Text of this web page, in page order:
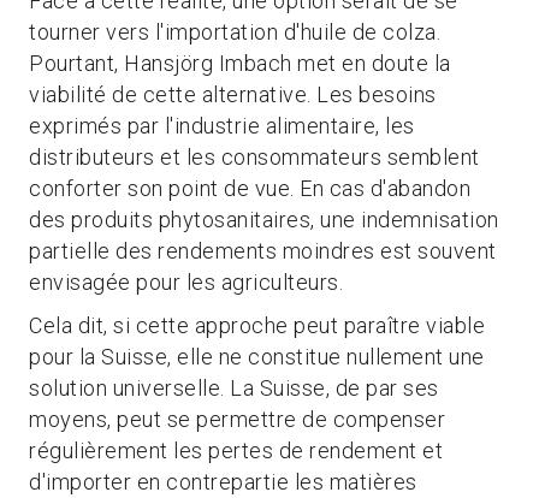
tourner vers l'importation d'huile de colza.
Pourtant, Hansjörg Imbach met en doute la
viabilité de cette alternative. Les besoins
exprimés par l'industrie alimentaire, les
distributeurs et les consommateurs semblent
conforter son point de vue. En cas d'abandon
des produits phytosanitaires, une indemnisation
partielle des rendements moindres est souvent
envisagée pour les agriculteurs.
Cela dit, si cette approche peut paraître viable
pour la Suisse, elle ne constitue nullement une
solution universelle. La Suisse, de par ses
moyens, peut se permettre de compenser
régulièrement les pertes de rendement et
d'importer en contrepartie les matières